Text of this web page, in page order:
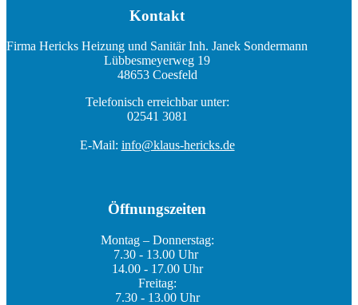
Kontakt
Firma Hericks Heizung und Sanitär Inh. Janek Sondermann
Lübbesmeyerweg 19
48653 Coesfeld
Telefonisch erreichbar unter:
02541 3081
E-Mail: info@klaus-hericks.de
Öffnungszeiten
Montag – Donnerstag:
7.30 - 13.00 Uhr
14.00 - 17.00 Uhr
Freitag:
7.30 - 13.00 Uhr